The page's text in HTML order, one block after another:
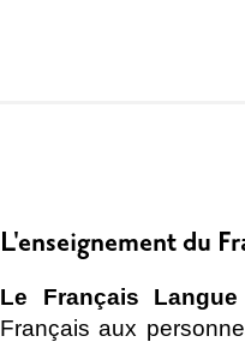
L'enseignement du
Le Français
Français aux